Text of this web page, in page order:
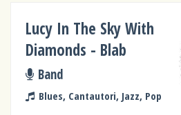
Lucy In The Sky With
Diamonds - Blab
Band
Blues, Cantautori, Jazz, Pop